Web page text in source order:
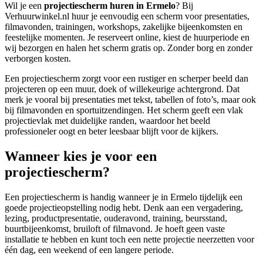
Wil je een projectiescherm huren in Ermelo? Bij
Verhuurwinkel.nl huur je eenvoudig een scherm voor presentaties,
filmavonden, trainingen, workshops, zakelijke bijeenkomsten en
feestelijke momenten. Je reserveert online, kiest de huurperiode en
wij bezorgen en halen het scherm gratis op. Zonder borg en zonder
verborgen kosten.
Een projectiescherm zorgt voor een rustiger en scherper beeld dan
projecteren op een muur, doek of willekeurige achtergrond. Dat
merk je vooral bij presentaties met tekst, tabellen of foto’s, maar ook
bij filmavonden en sportuitzendingen. Het scherm geeft een vlak
projectievlak met duidelijke randen, waardoor het beeld
professioneler oogt en beter leesbaar blijft voor de kijkers.
Wanneer kies je voor een
projectiescherm?
Een projectiescherm is handig wanneer je in Ermelo tijdelijk een
goede projectieopstelling nodig hebt. Denk aan een vergadering,
lezing, productpresentatie, ouderavond, training, beursstand,
buurtbijeenkomst, bruiloft of filmavond. Je hoeft geen vaste
installatie te hebben en kunt toch een nette projectie neerzetten voor
één dag, een weekend of een langere periode.